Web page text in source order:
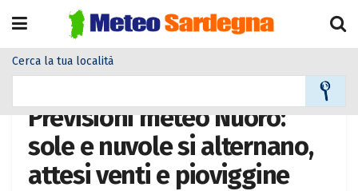
Cerca la tua località
Previsioni meteo Nuoro:
sole e nuvole si alternano,
attesi venti e pioviggine